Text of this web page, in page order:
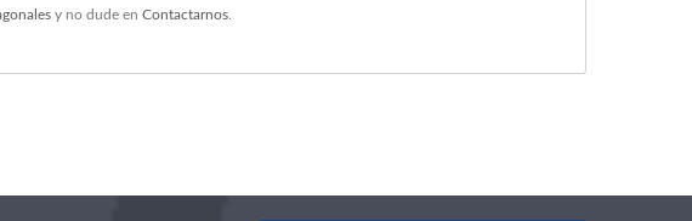
y no dude en Contactarnos